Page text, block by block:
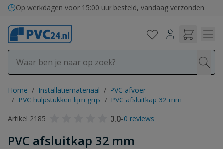
Ga naar de inhoud
Op werkdagen voor 15:00 uur besteld, vandaag verzonden
Home / Installatiemateriaal / PVC afvoer
/ PVC hulpstukken lijm grijs / PVC afsluitkap 32 mm
Artikel 2185
0.0-0 reviews
PVC afsluitkap 32 mm